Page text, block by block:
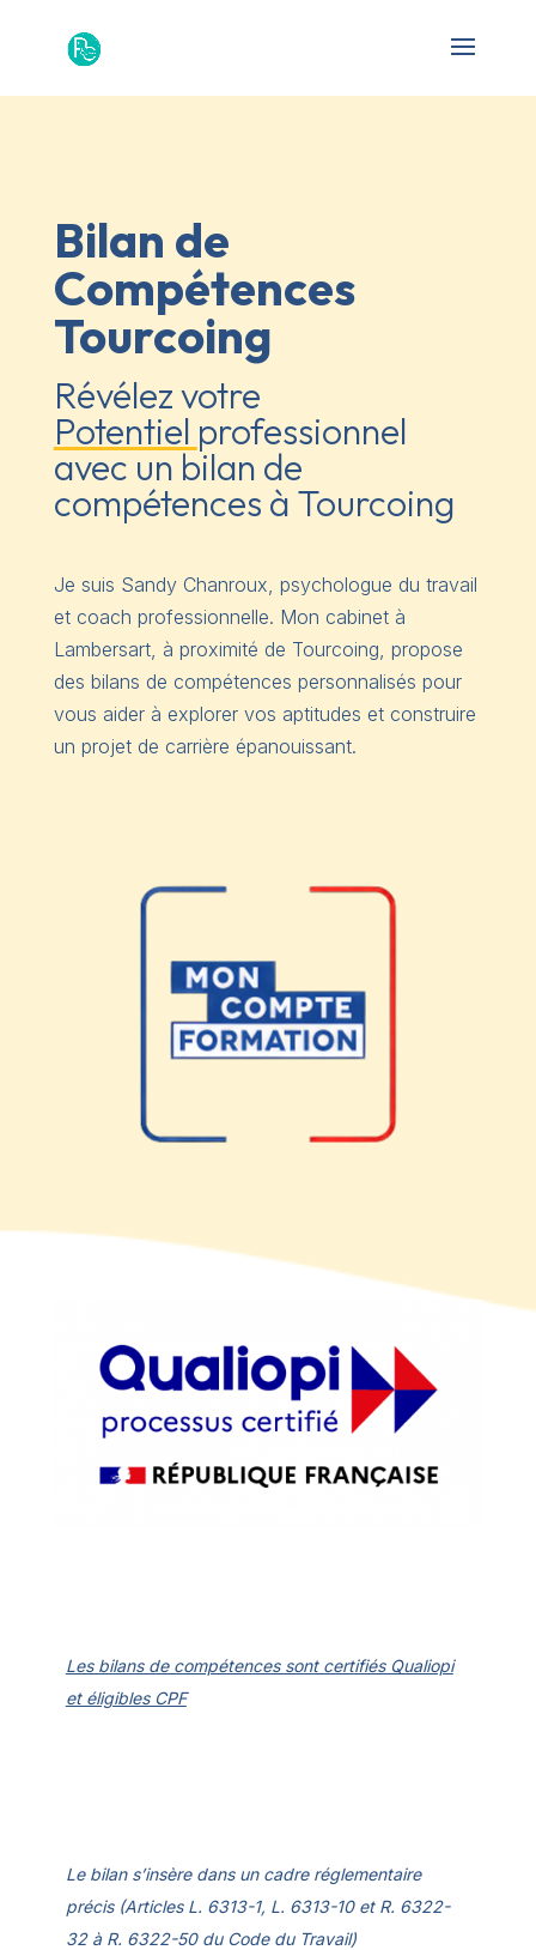
Bilan de
Compétences
Tourcoing
Révélez votre
Potentiel professionnel
avec un bilan de
compétences à Tourcoing
Je suis Sandy Chanroux, psychologue du travail
et coach professionnelle. Mon cabinet à
Lambersart, à proximité de Tourcoing, propose
des bilans de compétences personnalisés pour
vous aider à explorer vos aptitudes et construire
un projet de carrière épanouissant.
Les bilans de compétences sont certifiés Qualiopi
et éligibles CPF
Le bilan s’insère dans un cadre réglementaire
précis (Articles L. 6313-1, L. 6313-10 et R. 6322-
32 à R. 6322-50 du Code du Travail)